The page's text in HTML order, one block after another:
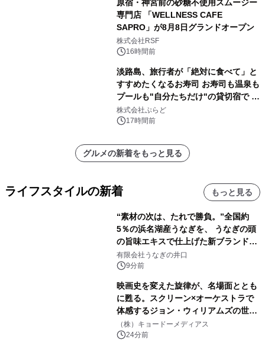
原宿・神宮前の砂糖不使用スムージー
専門店 「WELLNESS CAFE
SAPRO」が8月8日グランドオープン
株式会社RSF
16時間前
淡路島、旅行者が「絶対に食べて」と
すすめたくなるお寿司 お寿司も温泉も
プールも"自分たちだけ"の貸切宿で 1
日1組限定「岩屋温泉 絵島別庭 海と
森」の握り寿司プラン
株式会社ぷらど
17時間前
グルメの新着をもっと見る
ライフスタイルの新着 もっと見る
“素材の次は、たれで勝負。”全国約
5％の浜名湖産うなぎを、 うなぎの頭
の旨味エキスで仕上げた新ブランド
「井口の誉」誕生
有限会社うなぎの井口
9分前
映画史を変えた旋律が、名場面ととも
に甦る。スクリーン×オーケストラで
体感するジョン・ウィリアムズの世
界。ジョン・ウィリアムズ：シネマ・
スペクタキュラー・コンサート 開催決
（株）キョードーメディアス
24分前